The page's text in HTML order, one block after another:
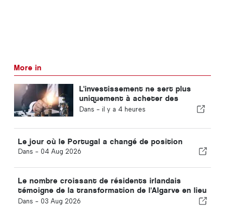
More in
L'investissement ne sert plus
uniquement à acheter des
usines : il permet d'acquérir des
Dans - il y a 4 heures
Le jour où le Portugal a changé de position
Dans - 04 Aug 2026
Le nombre croissant de résidents irlandais
témoigne de la transformation de l'Algarve en lieu
de vie tout au long de l'année
Dans - 03 Aug 2026